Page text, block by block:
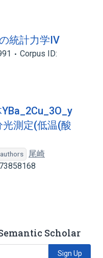
統計力学IV
Corpus ID:
測定(低温(酸
尾崎
Scholar
Sign Up